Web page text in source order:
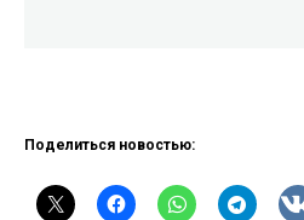
Поделиться новостью: